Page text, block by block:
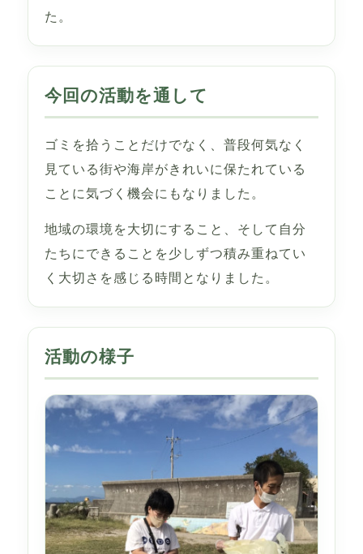
た。
今回の活動を通して
ゴミを拾うことだけでなく、普段何気なく
見ている街や海岸がきれいに保たれている
ことに気づく機会にもなりました。
地域の環境を大切にすること、そして自分
たちにできることを少しずつ積み重ねてい
く大切さを感じる時間となりました。
活動の様子